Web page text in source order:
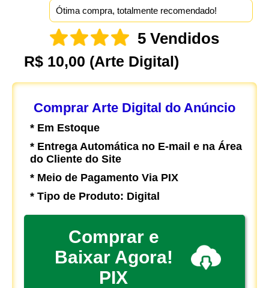
Ótima compra, totalmente recomendado!
5 Vendidos
R$ 10,00 (Arte Digital)
Comprar Arte Digital do Anúncio
* Em Estoque
* Entrega Automática no E-mail e na Área
do Cliente do Site
* Meio de Pagamento Via PIX
* Tipo de Produto: Digital
Comprar e
Baixar Agora!
PIX